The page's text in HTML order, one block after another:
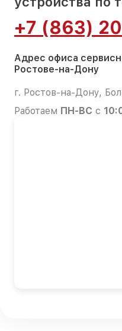
+7 (863)
Адрес офиса
Ростове-на-Дону
г. Ростов-на-Дону,
Работаем ПН-ВС с